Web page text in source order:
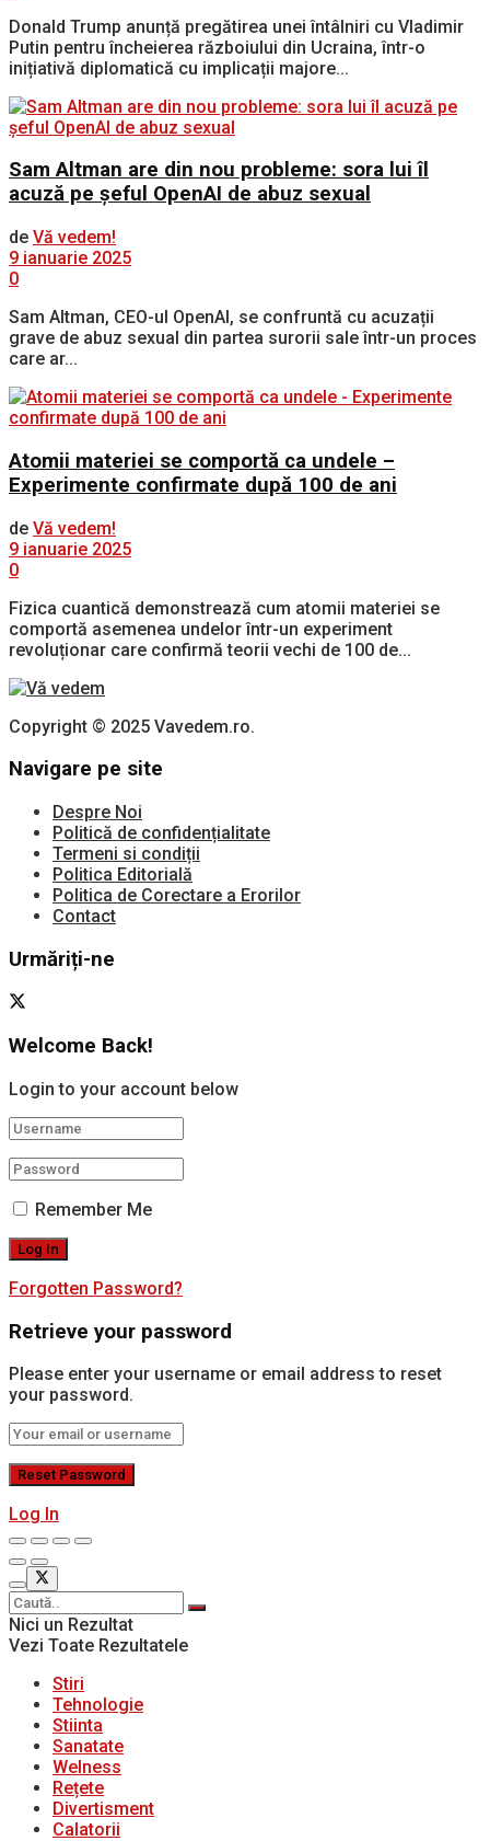
Donald Trump anunță pregătirea unei întâlniri cu Vladimir
Putin pentru încheierea războiului din Ucraina, într-o
inițiativă diplomatică cu implicații majore...
Sam Altman are din nou probleme: sora lui îl
acuză pe șeful OpenAI de abuz sexual
de Vă vedem!
9 ianuarie 2025
0
Sam Altman, CEO-ul OpenAI, se confruntă cu acuzații
grave de abuz sexual din partea surorii sale într-un proces
care ar...
Atomii materiei se comportă ca undele –
Experimente confirmate după 100 de ani
de Vă vedem!
9 ianuarie 2025
0
Fizica cuantică demonstrează cum atomii materiei se
comportă asemenea undelor într-un experiment
revoluționar care confirmă teorii vechi de 100 de...
Copyright © 2025 Vavedem.ro.
Navigare pe site
Despre Noi
Politică de confidențialitate
Termeni si condiții
Politica Editorială
Politica de Corectare a Erorilor
Contact
Urmăriți-ne
Welcome Back!
Login to your account below
Remember Me
Forgotten Password?
Retrieve your password
Please enter your username or email address to reset
your password.
Log In
Nici un Rezultat
Vezi Toate Rezultatele
Stiri
Tehnologie
Stiinta
Sanatate
Welness
Rețete
Divertisment
Calatorii